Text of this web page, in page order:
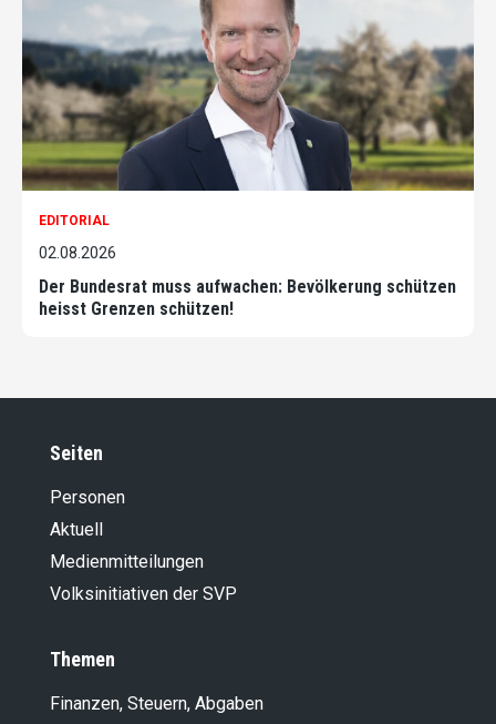
EDITORIAL
02.08.2026
Der Bundesrat muss aufwachen: Bevölkerung schützen
heisst Grenzen schützen!
Seiten
Personen
Aktuell
Medienmitteilungen
Volksinitiativen der SVP
Themen
Finanzen, Steuern, Abgaben